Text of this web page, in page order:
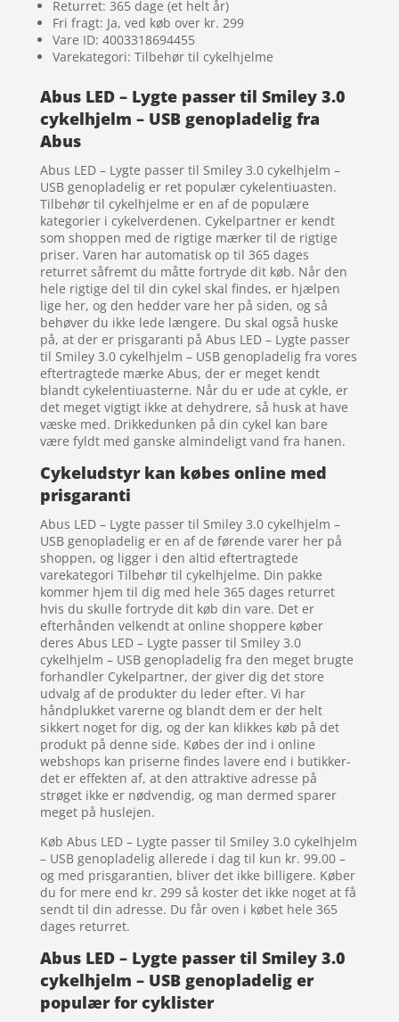
Returret: 365 dage (et helt år)
Fri fragt: Ja, ved køb over kr. 299
Vare ID: 4003318694455
Varekategori: Tilbehør til cykelhjelme
Abus LED – Lygte passer til Smiley 3.0
cykelhjelm – USB genopladelig fra
Abus
Abus LED – Lygte passer til Smiley 3.0 cykelhjelm –
USB genopladelig er ret populær cykelentiuasten.
Tilbehør til cykelhjelme er en af de populære
kategorier i cykelverdenen. Cykelpartner er kendt
som shoppen med de rigtige mærker til de rigtige
priser. Varen har automatisk op til 365 dages
returret såfremt du måtte fortryde dit køb. Når den
hele rigtige del til din cykel skal findes, er hjælpen
lige her, og den hedder vare her på siden, og så
behøver du ikke lede længere. Du skal også huske
på, at der er prisgaranti på Abus LED – Lygte passer
til Smiley 3.0 cykelhjelm – USB genopladelig fra vores
eftertragtede mærke Abus, der er meget kendt
blandt cykelentiuasterne. Når du er ude at cykle, er
det meget vigtigt ikke at dehydrere, så husk at have
væske med. Drikkedunken på din cykel kan bare
være fyldt med ganske almindeligt vand fra hanen.
Cykeludstyr kan købes online med
prisgaranti
Abus LED – Lygte passer til Smiley 3.0 cykelhjelm –
USB genopladelig er en af de førende varer her på
shoppen, og ligger i den altid eftertragtede
varekategori Tilbehør til cykelhjelme. Din pakke
kommer hjem til dig med hele 365 dages returret
hvis du skulle fortryde dit køb din vare. Det er
efterhånden velkendt at online shoppere køber
deres Abus LED – Lygte passer til Smiley 3.0
cykelhjelm – USB genopladelig fra den meget brugte
forhandler Cykelpartner, der giver dig det store
udvalg af de produkter du leder efter. Vi har
håndplukket varerne og blandt dem er der helt
sikkert noget for dig, og der kan klikkes køb på det
produkt på denne side. Købes der ind i online
webshops kan priserne findes lavere end i butikker-
det er effekten af, at den attraktive adresse på
strøget ikke er nødvendig, og man dermed sparer
meget på huslejen.
Køb Abus LED – Lygte passer til Smiley 3.0 cykelhjelm
– USB genopladelig allerede i dag til kun kr. 99.00 –
og med prisgarantien, bliver det ikke billigere. Køber
du for mere end kr. 299 så koster det ikke noget at få
sendt til din adresse. Du får oven i købet hele 365
dages returret.
Abus LED – Lygte passer til Smiley 3.0
cykelhjelm – USB genopladelig er
populær for cyklister